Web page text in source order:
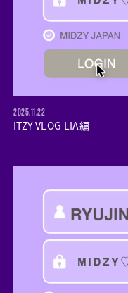
2025.11.22
ITZY VLOG LIA編